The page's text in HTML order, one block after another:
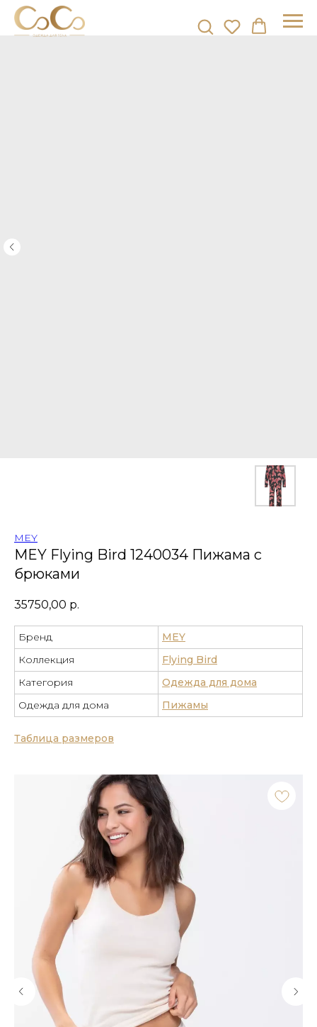
MEY Flying Bird 1240034 Пижама с
брюками
MEY
35750,00 р.
Таблица размеров
Бренд
MEY
Коллекция
Flying Bird
Категория
Одежда для дома
Одежда для дома
Пижамы